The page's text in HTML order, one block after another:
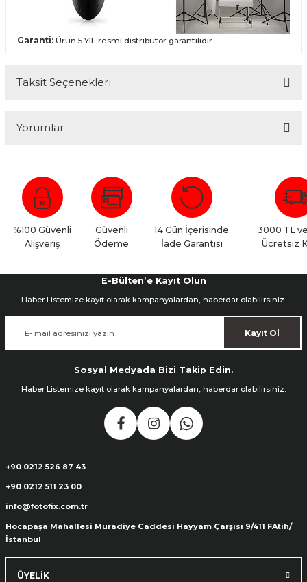
Garanti: Ürün 5 YIL resmi distribütör garantilidir.
Taksit Seçenekleri
Yorumlar
Bu ürüne ilk yorumu siz yapın!
Yorum Yaz
%100 Güvenli
Alışveriş
Güvenli
Ödeme
14 Gün İçerisinde
İade Garantisi
3000 TL
Ücretsiz
E-Bülten’e Kayıt Olun
Haber Listemize kayıt olarak kampanyalardan, haberdar olabilirsiniz.
Kayıt Ol
Sosyal Medyada Bizi Takip Edin.
Haber Listemize kayıt olarak kampanyalardan, haberdar olabilirsiniz.
+90 0212 526 87 43
+90 0212 511 23 00
info@fotofix.com.tr
Hocapaşa Mahallesi Muradiye Caddesi Hayyam Çarşısı 9/411 FAtih/
İstanbul
ÜYELİK